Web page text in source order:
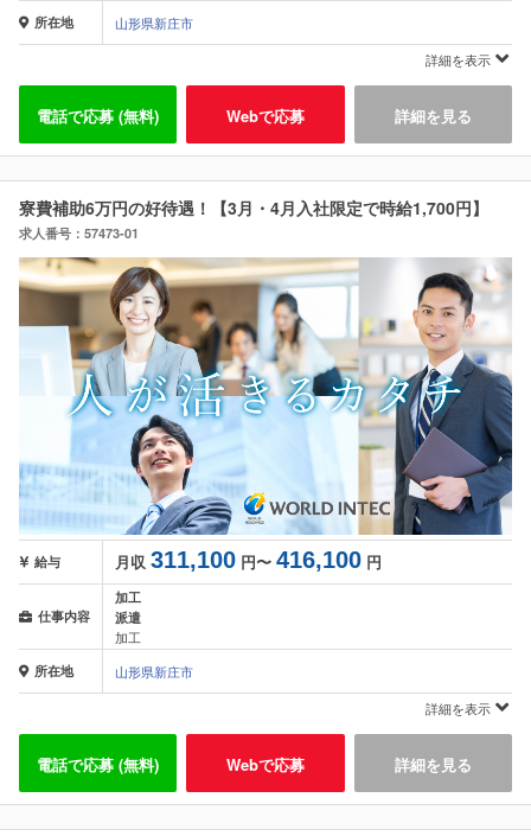
所在地
山形県新庄市
詳細を表示
電話で応募 (無料) Webで応募 詳細を見る
寮費補助6万円の好待遇！【3月・4月入社限定で時給1,700円】
求人番号：57473-01
給与 月収 311,100 円〜 416,100 円
仕事内容
加工
派遣
加工
所在地
山形県新庄市
詳細を表示
電話で応募 (無料) Webで応募 詳細を見る